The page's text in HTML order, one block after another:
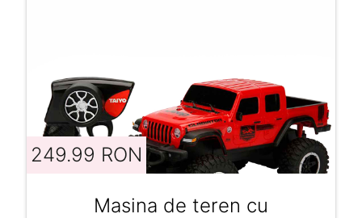
249.99 RON
Masina de teren cu